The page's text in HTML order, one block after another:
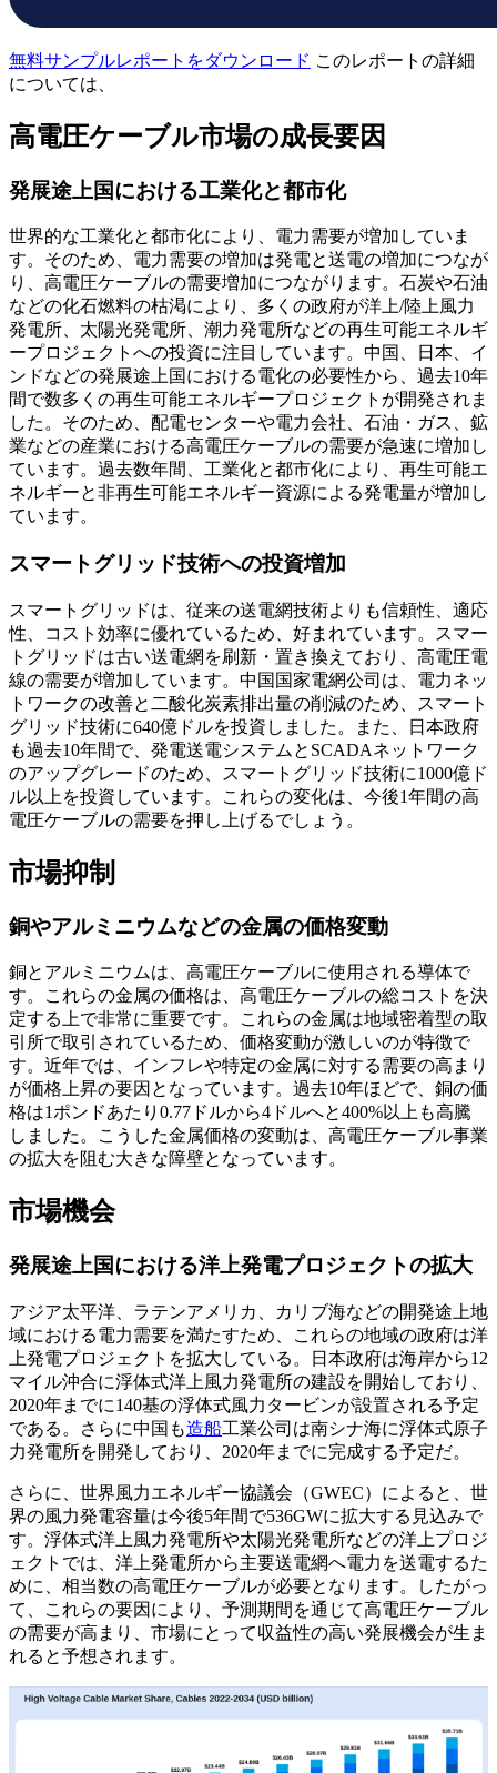
無料サンプルレポートをダウンロード このレポートの詳細
については、
高電圧ケーブル市場の成長要因
発展途上国における工業化と都市化
世界的な工業化と都市化により、電力需要が増加していま
す。そのため、電力需要の増加は発電と送電の増加につなが
り、高電圧ケーブルの需要増加につながります。石炭や石油
などの化石燃料の枯渇により、多くの政府が洋上/陸上風力
発電所、太陽光発電所、潮力発電所などの再生可能エネルギ
ープロジェクトへの投資に注目しています。中国、日本、イ
ンドなどの発展途上国における電化の必要性から、過去10年
間で数多くの再生可能エネルギープロジェクトが開発されま
した。そのため、配電センターや電力会社、石油・ガス、鉱
業などの産業における高電圧ケーブルの需要が急速に増加し
ています。過去数年間、工業化と都市化により、再生可能エ
ネルギーと非再生可能エネルギー資源による発電量が増加し
ています。
スマートグリッド技術への投資増加
スマートグリッドは、従来の送電網技術よりも信頼性、適応
性、コスト効率に優れているため、好まれています。スマー
トグリッドは古い送電網を刷新・置き換えており、高電圧電
線の需要が増加しています。中国国家電網公司は、電力ネッ
トワークの改善と二酸化炭素排出量の削減のため、スマート
グリッド技術に640億ドルを投資しました。また、日本政府
も過去10年間で、発電送電システムとSCADAネットワーク
のアップグレードのため、スマートグリッド技術に1000億ド
ル以上を投資しています。これらの変化は、今後1年間の高
電圧ケーブルの需要を押し上げるでしょう。
市場抑制
銅やアルミニウムなどの金属の価格変動
銅とアルミニウムは、高電圧ケーブルに使用される導体で
す。これらの金属の価格は、高電圧ケーブルの総コストを決
定する上で非常に重要です。これらの金属は地域密着型の取
引所で取引されているため、価格変動が激しいのが特徴で
す。近年では、インフレや特定の金属に対する需要の高まり
が価格上昇の要因となっています。過去10年ほどで、銅の価
格は1ポンドあたり0.77ドルから4ドルへと400%以上も高騰
しました。こうした金属価格の変動は、高電圧ケーブル事業
の拡大を阻む大きな障壁となっています。
市場機会
発展途上国における洋上発電プロジェクトの拡大
アジア太平洋、ラテンアメリカ、カリブ海などの開発途上地
域における電力需要を満たすため、これらの地域の政府は洋
上発電プロジェクトを拡大している。日本政府は海岸から12
マイル沖合に浮体式洋上風力発電所の建設を開始しており、
2020年までに140基の浮体式風力タービンが設置される予定
である。さらに中国も造船工業公司は南シナ海に浮体式原子
力発電所を開発しており、2020年までに完成する予定だ。
さらに、世界風力エネルギー協議会（GWEC）によると、世
界の風力発電容量は今後5年間で536GWに拡大する見込みで
す。浮体式洋上風力発電所や太陽光発電所などの洋上プロジ
ェクトでは、洋上発電所から主要送電網へ電力を送電するた
めに、相当数の高電圧ケーブルが必要となります。したがっ
て、これらの要因により、予測期間を通じて高電圧ケーブル
の需要が高まり、市場にとって収益性の高い発展機会が生ま
れると予想されます。